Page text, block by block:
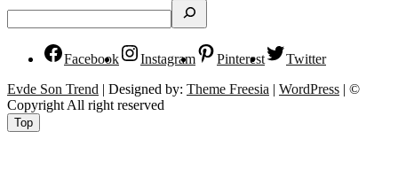
Facebook Instagram Pinterest
Twitter
Evde Son Trend | Designed by: Theme Freesia | WordPress | ©
Copyright All right reserved
Top